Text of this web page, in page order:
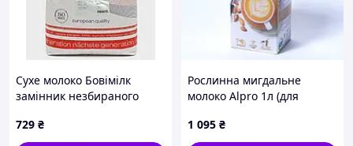
Сухе молоко Бовімілк
замінник незбираного
10 кг Шенкон М01/М111 (*)
729 ₴
Рослинна мигдальне
молоко Alpro 1л (для
Артикул 30012
1 095 ₴